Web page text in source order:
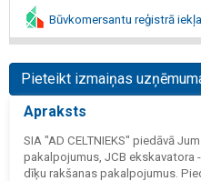
Būvkomersantu reģistrā
Pieteikt izmaiņas
Apraksts
SIA "AD CELTNIEKS" piedāvā
pakalpojumus, JCB ekskavatora
dīķu rakšanas pakalpojumus.